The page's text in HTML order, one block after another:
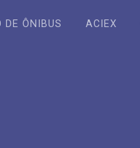
DE ÔNIBUS ACIEX